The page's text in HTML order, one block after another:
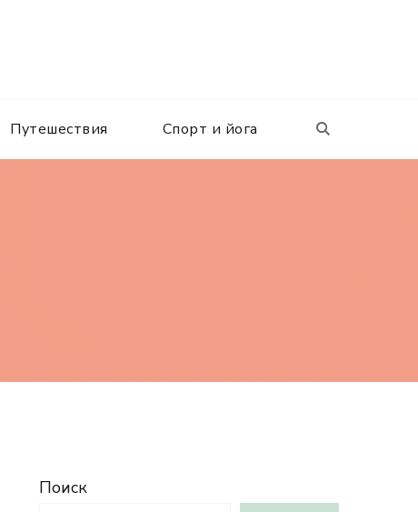
Путешествия Спорт и йога
Поиск